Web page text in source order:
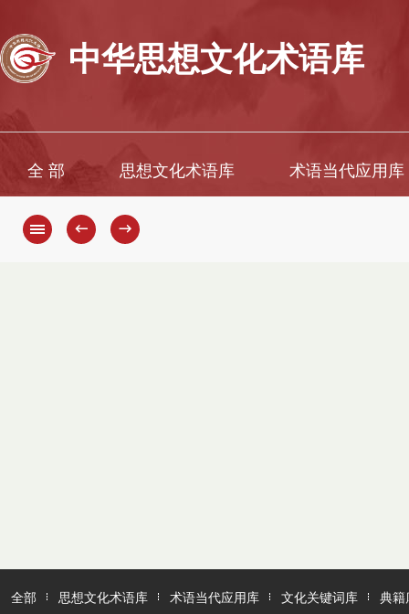
中华思想文化术语库
全 部 思想文化术语库 术语当代应用库
← →
全部 思想文化术语库 术语当代应用库 文化关键词库
典籍